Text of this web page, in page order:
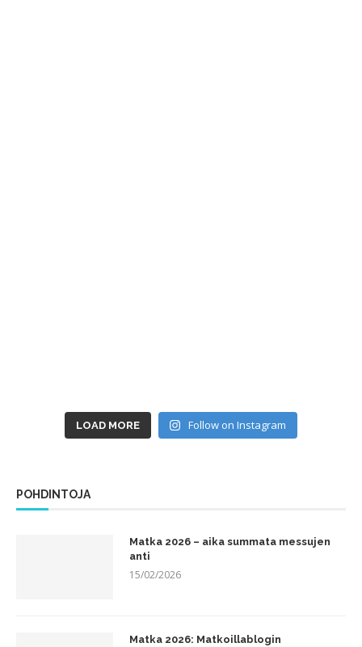
LOAD MORE Follow on Instagram
POHDINTOJA
Matka 2026 – aika summata messujen
anti
15/02/2026
Matka 2026: Matkoillablogin